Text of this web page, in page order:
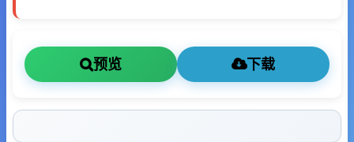
预览 下载